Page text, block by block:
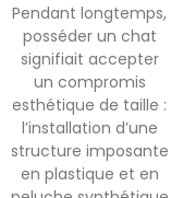
Pendant longtemps,
posséder un chat
signifiait accepter
un compromis
esthétique de taille :
l’installation d’une
structure imposante
en plastique et en